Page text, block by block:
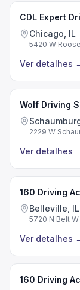
CDL Expert
Chicago, IL
5420 W
Ver detalhes
Wolf Driving
2229 W
Ver detalhes
160 Driving
Belleville, IL
5720 N Belt
Ver detalhes
160 Driving